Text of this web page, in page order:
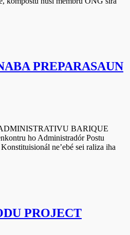
PREPARASAUN
BARIQUE
ho Administradór Postu
ne’ebé sei raliza iha
PROJECT